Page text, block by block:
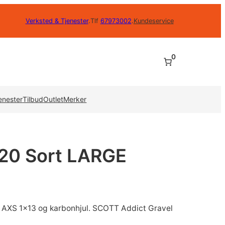
Verksted & Tjenester.Tlf 67973002.Kundeservice
0
TilbudOutletMerker
Sort LARGE
1×13 og karbonhjul. SCOTT Addict Gravel